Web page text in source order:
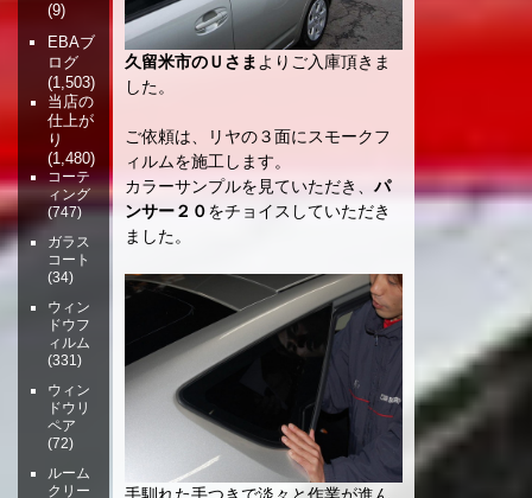
久留米市のＵさまよりご入庫頂きま
した。
ご依頼は、リヤの３面にスモークフ
ィルムを施工します。
カラーサンプルを見ていただき、パ
ンサー２０をチョイスしていただき
ました。
(9)
EBAブ
ログ
(1,503)
当店の
仕上が
り
(1,480)
コーテ
ィング
(747)
ガラス
コート
(34)
ウィン
ドウフ
ィルム
(331)
ウィン
ドウリ
ペア
(72)
ルーム
クリー